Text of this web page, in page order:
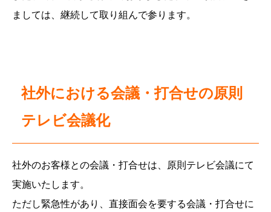
ましては、継続して取り組んで参ります。
社外における会議・打合せの原則
テレビ会議化
社外のお客様との会議・打合せは、原則テレビ会議にて
実施いたします。
ただし緊急性があり、直接面会を要する会議・打合せに